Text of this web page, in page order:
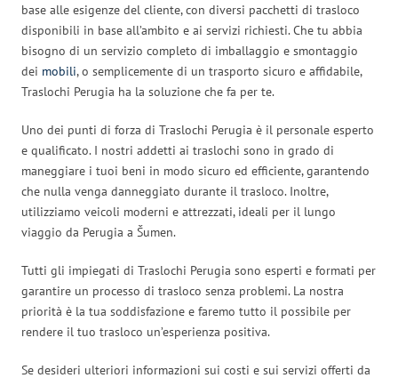
base alle esigenze del cliente, con diversi pacchetti di trasloco
disponibili in base all’ambito e ai servizi richiesti. Che tu abbia
bisogno di un servizio completo di imballaggio e smontaggio
dei mobili, o semplicemente di un trasporto sicuro e affidabile,
Traslochi Perugia ha la soluzione che fa per te.
Uno dei punti di forza di Traslochi Perugia è il personale esperto
e qualificato. I nostri addetti ai traslochi sono in grado di
maneggiare i tuoi beni in modo sicuro ed efficiente, garantendo
che nulla venga danneggiato durante il trasloco. Inoltre,
utilizziamo veicoli moderni e attrezzati, ideali per il lungo
viaggio da Perugia a Šumen.
Tutti gli impiegati di Traslochi Perugia sono esperti e formati per
garantire un processo di trasloco senza problemi. La nostra
priorità è la tua soddisfazione e faremo tutto il possibile per
rendere il tuo trasloco un’esperienza positiva.
Se desideri ulteriori informazioni sui costi e sui servizi offerti da